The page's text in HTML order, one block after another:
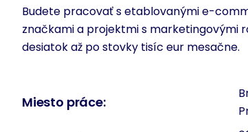
Budete pracovať s etablovanými e-
značkami a projektmi s marketingovými
desiatok až po stovky tisíc eur mesačne.
Miesto práce: